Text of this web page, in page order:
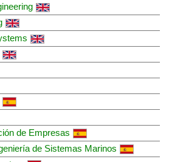
de Empresas
de Sistemas Marinos